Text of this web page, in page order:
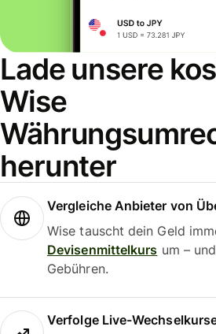
Lade unsere
Wise
herunter
Vergleiche Anbieter von
Wise tauscht dein Geld
Devisenmittelkurs um –
Gebühren.
Verfolge Live-